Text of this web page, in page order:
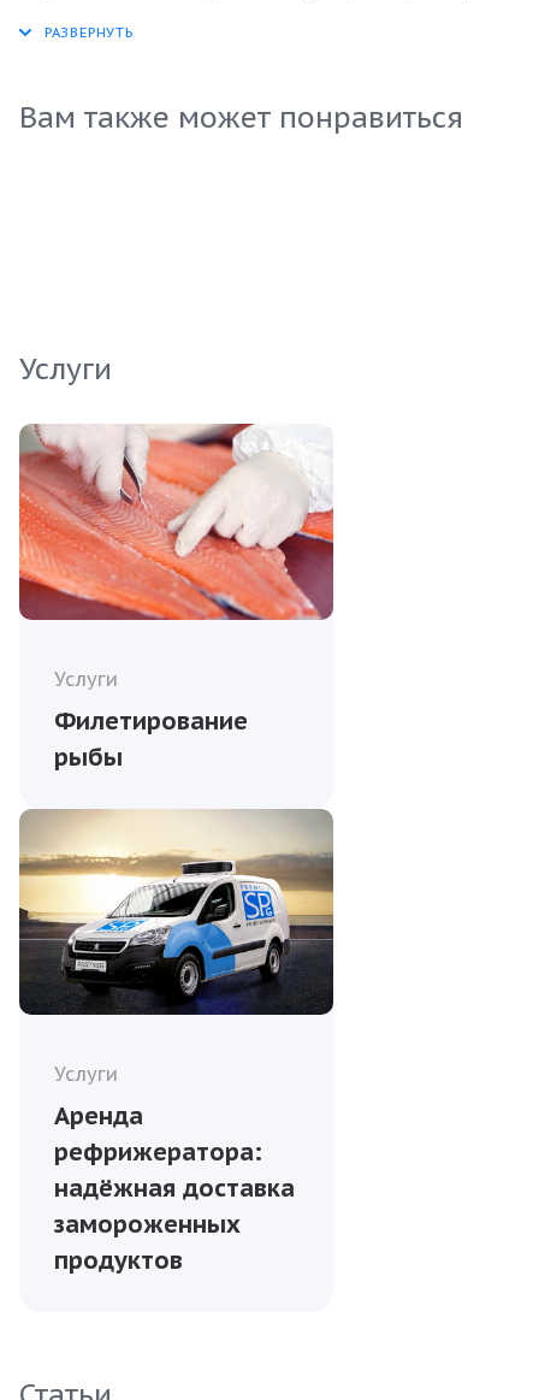
вкусное мясо рыбы идеально подходит для
заморозки сохраняются все питательные
вещества и вкус, что делает продукт
Вам также может понравиться
Услуги
Услуги
Филетирование
рыбы
Услуги
Аренда
рефрижератора:
надёжная доставка
замороженных
продуктов